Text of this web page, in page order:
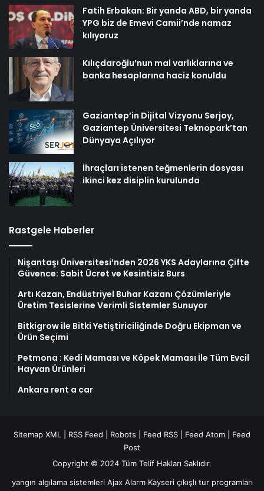
Fatih Erbakan: Bir yanda ABD, bir yanda
YPG biz de Emevi Camii’nde namaz
kılıyoruz
Kılıçdaroğlu’nun mal varlıklarına ve
banka hesaplarına haciz konuldu
Gaziantep’in Dijital Vizyonu Serjoy,
Gaziantep Üniversitesi Teknopark’tan
Dünyaya Açılıyor
İhraçları istenen teğmenlerin dosyası
ikinci kez disiplin kurulunda
Rastgele Haberler
Nişantaşı Üniversitesi’nden 2026 YKS Adaylarına Çifte
Güvence: Sabit Ücret ve Kesintisiz Burs
Artı Kazan, Endüstriyel Buhar Kazanı Çözümleriyle
Üretim Tesislerine Verimli Sistemler Sunuyor
Bitkigrow ile Bitki Yetiştiriciliğinde Doğru Ekipman ve
Ürün Seçimi
Petmona : Kedi Maması ve Köpek Maması İle Tüm Evcil
Hayvan Ürünleri
Ankara rent a car
Sitemap XML RSS Feed Robots Feed RSS Feed Atom
Feed
Post
Copyright © 2024 Tüm Telif Hakları Saklıdır.
yangın algılama sistemleri Ajax Alarm Kayseri çıkışlı tur programları